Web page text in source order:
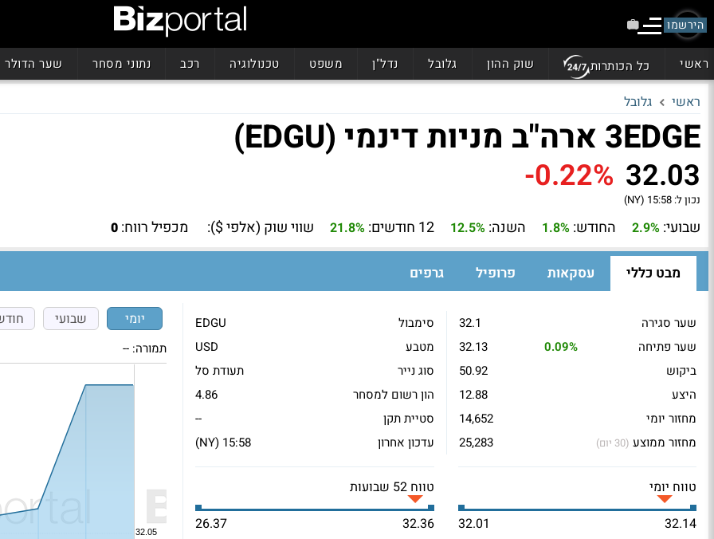
הירשמו
ראשי כל הכותרות שוק ההון גלובל נדל"ן משפט טכנולוגיה רכב נתוני מסחר שער הדולר
ראשי גלובל
3EDGE ארה"ב מניות דינמי (EDGU)
32.03
-0.22%
נכון ל: 15:58 (NY)
שבועי: 2.9% החודש: 1.8% השנה: 12.5% 12 חודשים: 21.8% שווי שוק (אלפי $): מכפיל רווח: 0
מבט כללי עסקאות פרופיל גרפים
שער סגירה
32.1
שער פתיחה
0.09%
32.13
ביקוש
50.92
היצע
12.88
מחזור יומי
14,652
מחזור ממוצע (30 יום) 25,283
סימבול
EDGU
מטבע
USD
סוג נייר
תעודת סל
הון רשום למסחר
4.86
סטיית תקן
--
עדכון אחרון
15:58 (NY)
טווח יומי
32.14
32.01
טווח 52 שבועות
32.36
26.37
יומי שבועי
תמורה: --